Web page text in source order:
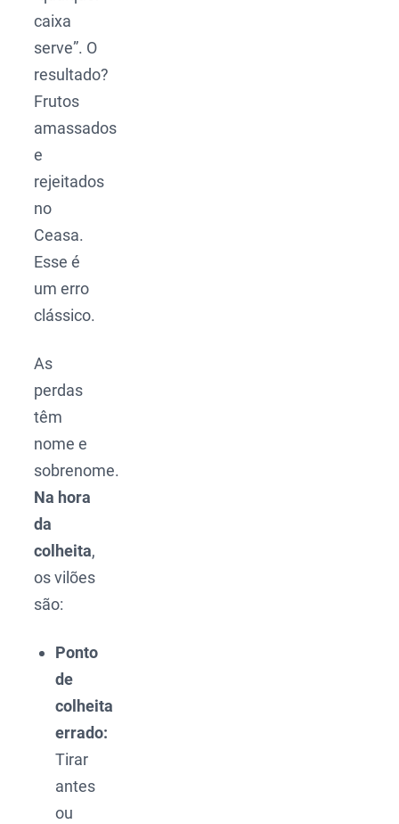
caixa
serve”. O
resultado?
Frutos
amassados
e
rejeitados
no
Ceasa.
Esse é
um erro
clássico.
As
perdas
têm
nome e
sobrenome.
Na hora
da
colheita,
os vilões
são:
Ponto
de
colheita
errado:
Tirar
antes
ou